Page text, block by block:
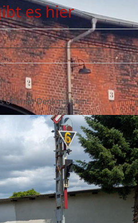
es hier
offenen Denkmals ein!